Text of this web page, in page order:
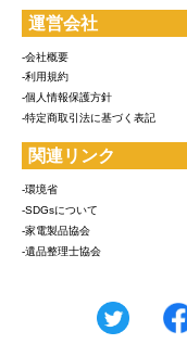
運営会社
-会社概要
-利用規約
-個人情報保護方針
-特定商取引法に基づく表記
関連リンク
-環境省
-SDGsについて
-家電製品協会
-遺品整理士協会